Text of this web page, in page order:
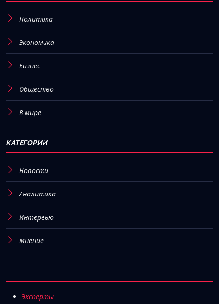
Политика
Экономика
Бизнес
Общество
В мире
КАТЕГОРИИ
Новости
Аналитика
Интервью
Мнение
Эксперты